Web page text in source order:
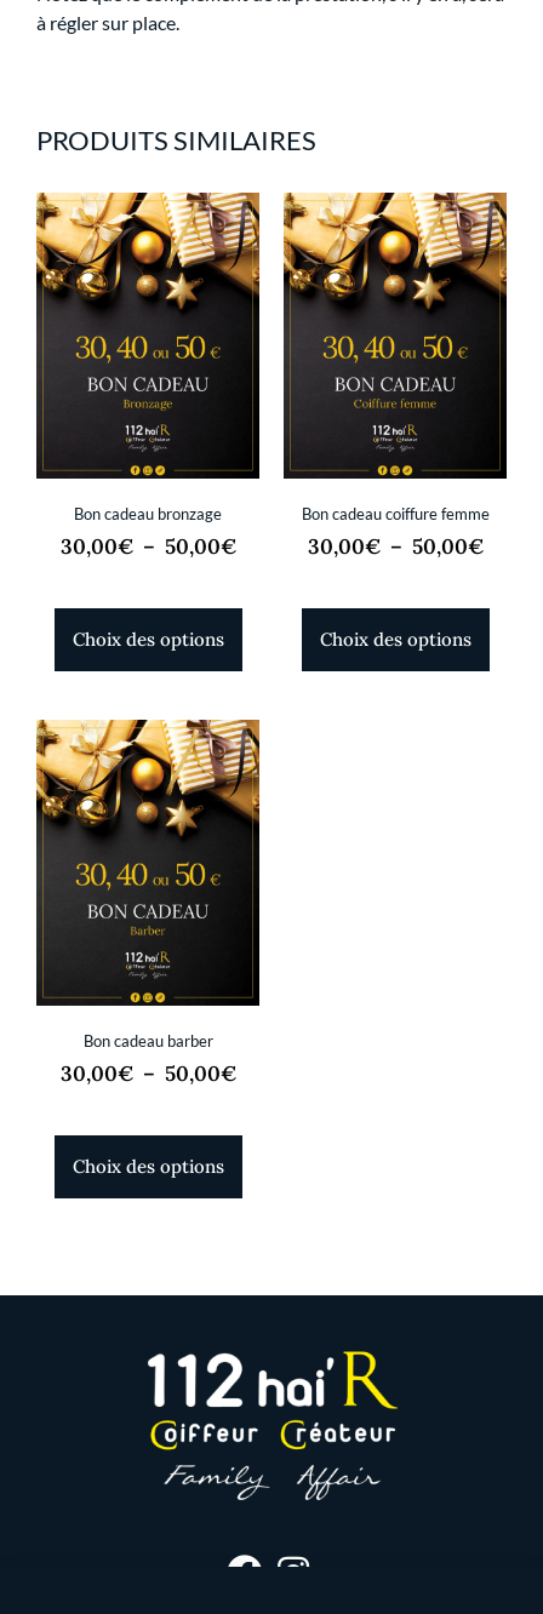
à régler sur place.
PRODUITS SIMILAIRES
Bon cadeau bronzage
30,00€ – 50,00€
Choix des options
Bon cadeau coiffure femme
30,00€ – 50,00€
Choix des options
Bon cadeau barber
30,00€ – 50,00€
Choix des options